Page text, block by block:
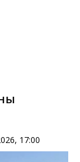
17:00